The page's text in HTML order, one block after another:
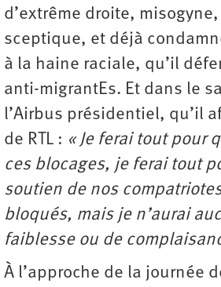
d’extrême droite,
sceptique, et déjà
à la haine raciale, qu’il
anti-migrantEs. Et dans le
l’Airbus présidentiel, qu’il
de RTL : « Je ferai tout pour
ces blocages, je ferai tout
soutien de nos
bloqués, mais je n’aurai
faiblesse ou de
À l’approche de la journée